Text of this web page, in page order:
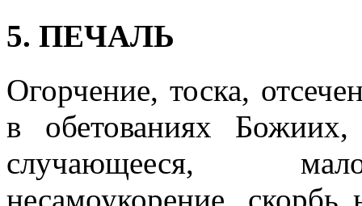
5. ПЕЧАЛЬ
Огорчение, тоска,
в обетованиях
случающееся,